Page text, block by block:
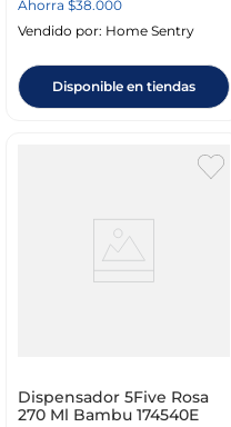
Ahorra $38.000
Vendido por: Home Sentry
Disponible en tiendas
Dispensador 5Five Rosa
270 Ml Bambu 174540E